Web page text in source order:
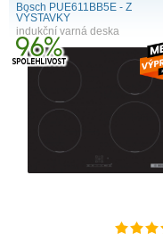
Bosch PUE611BB5E - Z
VÝSTAVKY
indukční varná deska